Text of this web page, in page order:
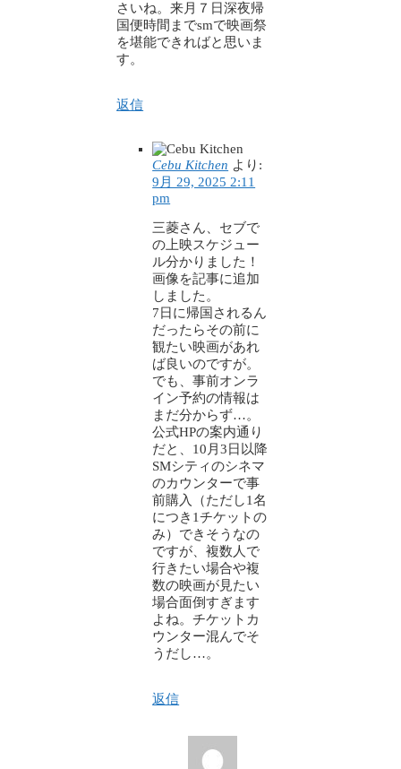
さいね。来月７日深夜帰
国便時間までsmで映画祭
を堪能できればと思いま
す。
返信
Cebu Kitchen より:
9月 29, 2025 2:11
pm
三菱さん、セブで
の上映スケジュー
ル分かりました！
画像を記事に追加
しました。
7日に帰国されるん
だったらその前に
観たい映画があれ
ば良いのですが。
でも、事前オンラ
イン予約の情報は
まだ分からず…。
公式HPの案内通り
だと、10月3日以降
SMシティのシネマ
のカウンターで事
前購入（ただし1名
につき1チケットの
み）できそうなの
ですが、複数人で
行きたい場合や複
数の映画が見たい
場合面倒すぎます
よね。チケットカ
ウンター混んでそ
うだし…。
返信